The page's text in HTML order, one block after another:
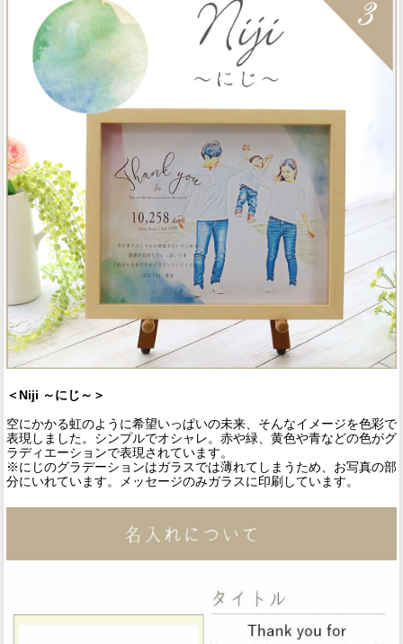
＜Niji ～にじ～＞
空にかかる虹のように希望いっぱいの未来、そんなイメージを色彩で
表現しました。シンプルでオシャレ。赤や緑、黄色や青などの色がグ
ラディエーションで表現されています。
※にじのグラデーションはガラスでは薄れてしまうため、お写真の部
分にいれています。メッセージのみガラスに印刷しています。